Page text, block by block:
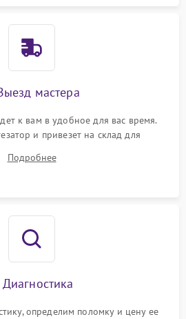
мастера
к вам в удобное для вас время.
и привезет на склад для
Подробнее
определим поломку и цену ее